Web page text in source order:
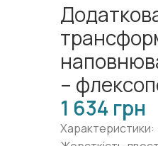
–
грн
Характеристики: